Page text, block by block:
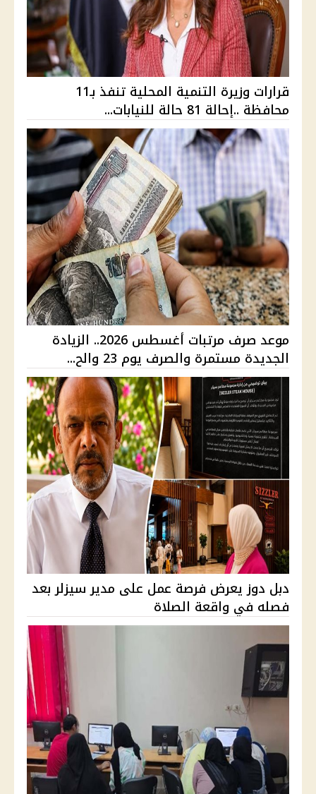
قرارات وزيرة التنمية المحلية تنفذ بـ11
محافظة ..إحالة 81 حالة للنيابات...
موعد صرف مرتبات أغسطس 2026.. الزيادة
الجديدة مستمرة والصرف يوم 23 والح...
دبل دوز يعرض فرصة عمل على مدير سيزلر بعد
فصله في واقعة الصلاة